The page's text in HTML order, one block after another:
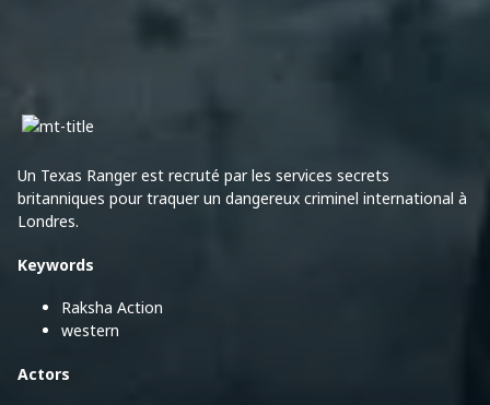
Un Texas Ranger est recruté par les services secrets
britanniques pour traquer un dangereux criminel international à
Londres.
Keywords
Raksha Action
western
Actors